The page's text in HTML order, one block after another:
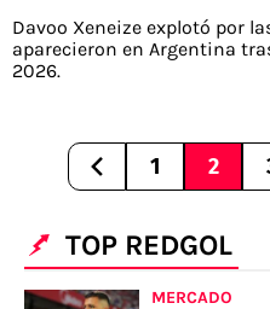
Davoo Xeneize explotó por
aparecieron en Argentina
2026.
1 2
TOP REDGOL
MERCADO